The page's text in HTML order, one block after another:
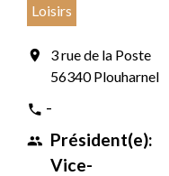
Loisirs
location_on
3 rue de la Poste
56340 Plouharnel
phone -
people Président(e):
Vice-